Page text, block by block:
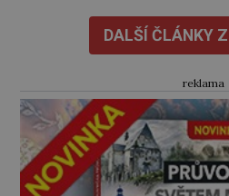
stačily! Škola pro něj
Hýzrle z Chodů
chlapec chce
DALŠÍ ČLÁNKY Z
reklama